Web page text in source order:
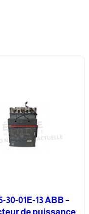
30-01E-13 ABB –
de puissance